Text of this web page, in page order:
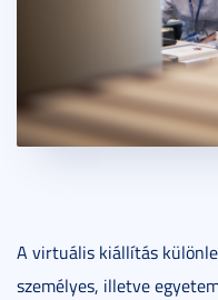
A virtuális kiállítás
személyes, illetve